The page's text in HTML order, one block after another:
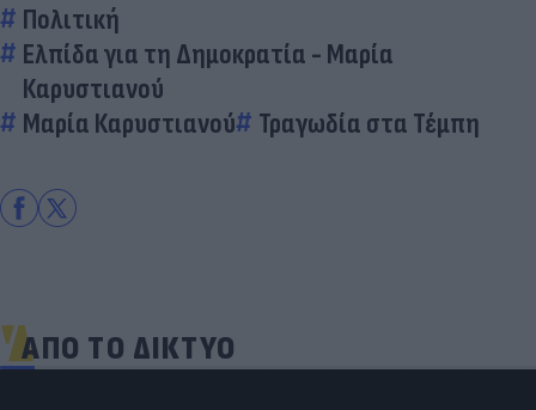
Πολιτική
Ελπίδα για τη Δημοκρατία - Μαρία
Καρυστιανού
Μαρία Καρυστιανού
Τραγωδία στα Τέμπη
ΑΠΟ ΤΟ ΔΙΚΤΥΟ